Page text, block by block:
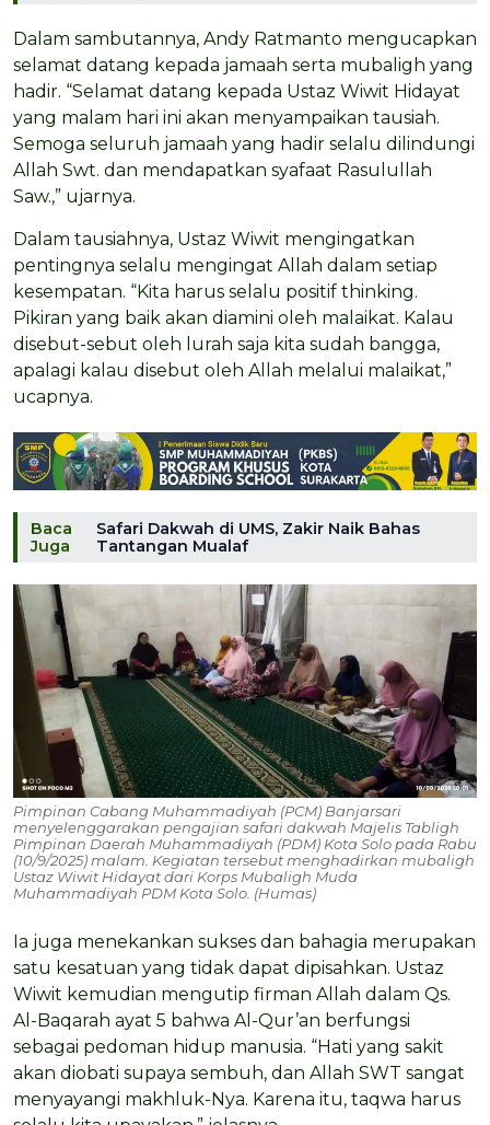
Dalam sambutannya, Andy Ratmanto mengucapkan
selamat datang kepada jamaah serta mubaligh yang
hadir. “Selamat datang kepada Ustaz Wiwit Hidayat
yang malam hari ini akan menyampaikan tausiah.
Semoga seluruh jamaah yang hadir selalu dilindungi
Allah Swt. dan mendapatkan syafaat Rasulullah
Saw.,” ujarnya.
Dalam tausiahnya, Ustaz Wiwit mengingatkan
pentingnya selalu mengingat Allah dalam setiap
kesempatan. “Kita harus selalu positif thinking.
Pikiran yang baik akan diamini oleh malaikat. Kalau
disebut-sebut oleh lurah saja kita sudah bangga,
apalagi kalau disebut oleh Allah melalui malaikat,”
ucapnya.
Baca
Juga
Safari Dakwah di UMS, Zakir Naik Bahas
Tantangan Mualaf
Pimpinan Cabang Muhammadiyah (PCM) Banjarsari
menyelenggarakan pengajian safari dakwah Majelis Tabligh
Pimpinan Daerah Muhammadiyah (PDM) Kota Solo pada Rabu
(10/9/2025) malam. Kegiatan tersebut menghadirkan mubaligh
Ustaz Wiwit Hidayat dari Korps Mubaligh Muda
Muhammadiyah PDM Kota Solo. (Humas)
Ia juga menekankan sukses dan bahagia merupakan
satu kesatuan yang tidak dapat dipisahkan. Ustaz
Wiwit kemudian mengutip firman Allah dalam Qs.
Al-Baqarah ayat 5 bahwa Al-Qur’an berfungsi
sebagai pedoman hidup manusia. “Hati yang sakit
akan diobati supaya sembuh, dan Allah SWT sangat
menyayangi makhluk-Nya. Karena itu, taqwa harus